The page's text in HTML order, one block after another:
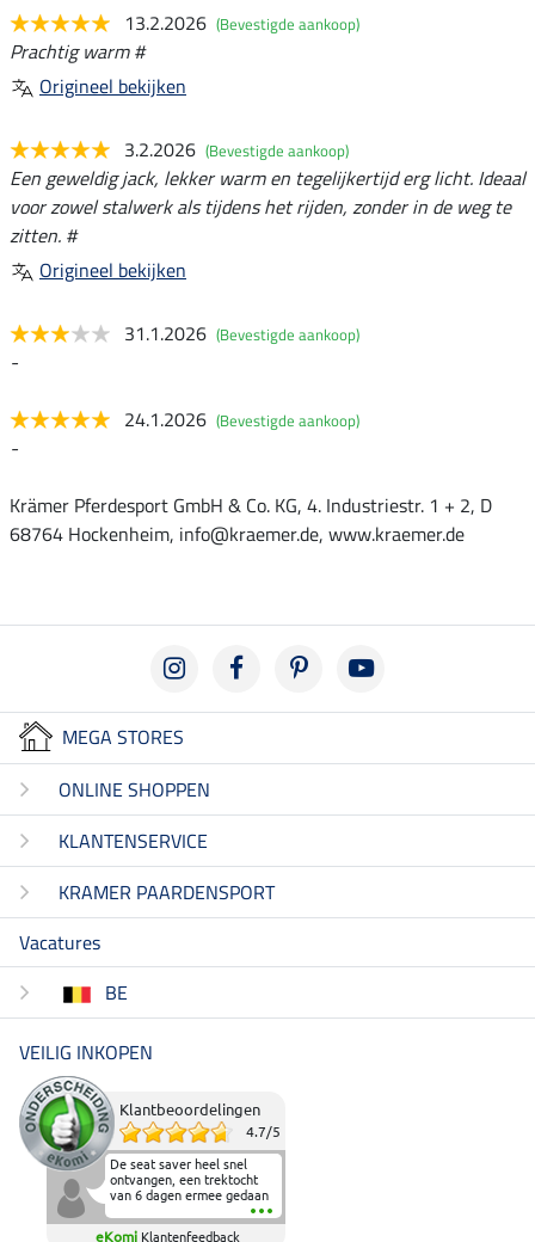
13.2.2026 (Bevestigde aankoop)
Prachtig warm #
Origineel bekijken
3.2.2026 (Bevestigde aankoop)
Een geweldig jack, lekker warm en tegelijkertijd erg licht. Ideaal
voor zowel stalwerk als tijdens het rijden, zonder in de weg te
zitten. #
Origineel bekijken
31.1.2026 (Bevestigde aankoop)
-
24.1.2026 (Bevestigde aankoop)
-
Krämer Pferdesport GmbH & Co. KG, 4. Industriestr. 1 + 2, D
68764 Hockenheim, info@kraemer.de, www.kraemer.de
MEGA STORES
ONLINE SHOPPEN
KLANTENSERVICE
KRAMER PAARDENSPORT
Vacatures
BE
VEILIG INKOPEN
Klantbeoordelingen
4.7/5
De seat saver heel snel
ontvangen, een trektocht
van 6 dagen ermee gedaan
en deze heeft de beproeving
fantastisch doorstaan.
eKomi Klantenfeedback